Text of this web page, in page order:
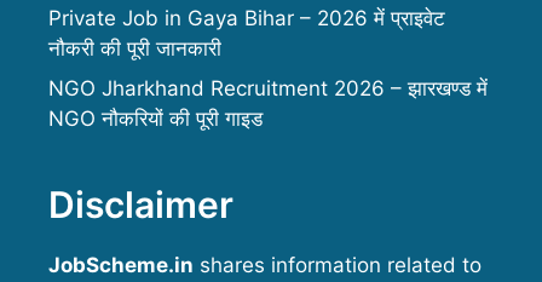
Private Job in Gaya Bihar – 2026 में प्राइवेट
नौकरी की पूरी जानकारी
NGO Jharkhand Recruitment 2026 – झारखण्ड में
NGO नौकरियों की पूरी गाइड
Disclaimer
JobScheme.in shares information related to